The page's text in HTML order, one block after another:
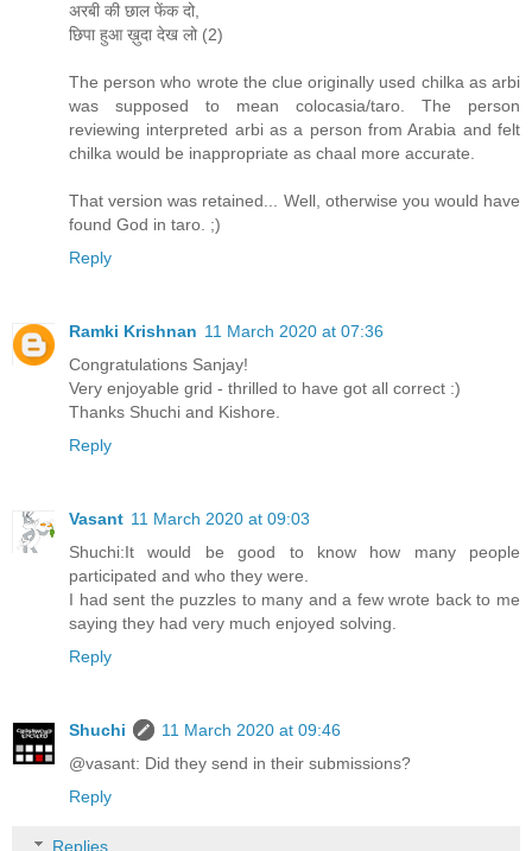
अरबी की छाल फेंक दो,
छिपा हुआ ख़ुदा देख लो (2)
The person who wrote the clue originally used chilka as arbi
was supposed to mean colocasia/taro. The person
reviewing interpreted arbi as a person from Arabia and felt
chilka would be inappropriate as chaal more accurate.
That version was retained... Well, otherwise you would have
found God in taro. ;)
Reply
Ramki Krishnan 11 March 2020 at 07:36
Congratulations Sanjay!
Very enjoyable grid - thrilled to have got all correct :)
Thanks Shuchi and Kishore.
Reply
Vasant 11 March 2020 at 09:03
Shuchi:It would be good to know how many people
participated and who they were.
I had sent the puzzles to many and a few wrote back to me
saying they had very much enjoyed solving.
Reply
Shuchi
11 March 2020 at 09:46
@vasant: Did they send in their submissions?
Reply
Replies